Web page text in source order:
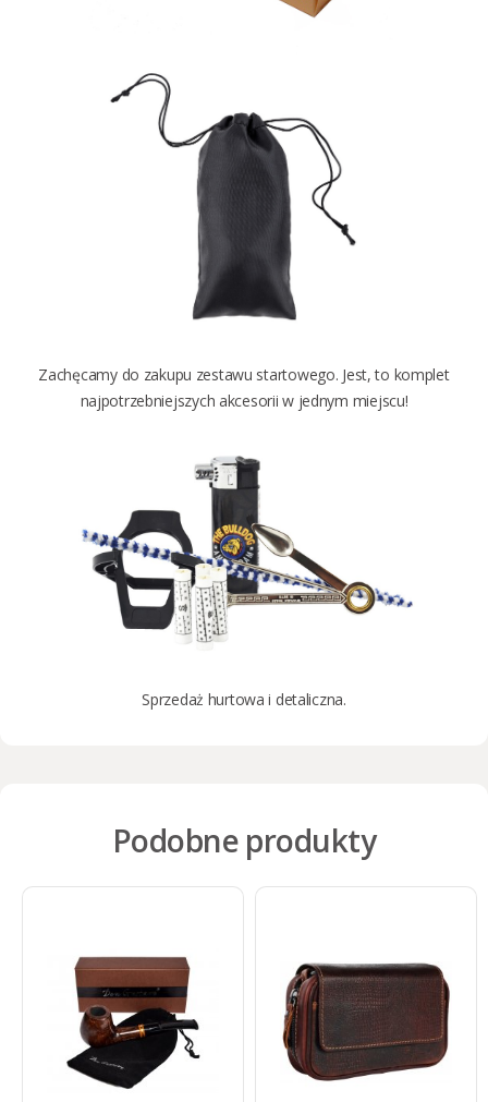
Zachęcamy do zakupu zestawu startowego. Jest, to komplet
najpotrzebniejszych akcesorii w jednym miejscu!
Sprzedaż hurtowa i detaliczna.
Podobne produkty